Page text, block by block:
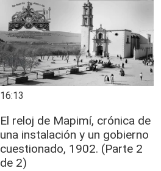
16:13
El reloj de Mapimí, crónica de
una instalación y un gobierno
cuestionado, 1902. (Parte 2
de 2)